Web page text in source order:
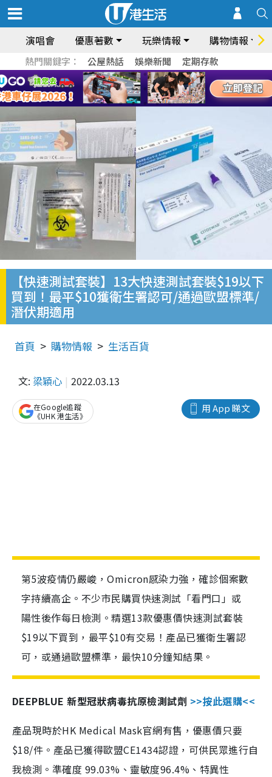
演唱會 優惠著數 玩樂情報 購物情報
熱門關鍵字： 公屋熱話 娛樂新聞 定期存款
【快速測試套裝】13大快速測試套裝$19以下
買到！最平$10獲衛生署認可/通過歐盟標準/
潛伏期適用
首頁 購物情報 生活百貨
文: 梁穎心 2022.03.13
用 App 睇文
在Google追蹤
《UHK 港生活》
第5波疫情仍嚴峻，Omicron感染力強，確診個案數
字持續高企。不少市民購買快速測試「看門口」或
陽性後作每日檢測。精選13款優惠價快速測試套裝
$19以下買到，最平$10有交易！產品已獲衛生署認
可，或通過歐盟標準，最快10分鐘知結果。
DEEPBLUE 新型冠狀病毒抗原檢測試劑 >>按此選購<<
產品現時於HK Medical Mask官網有售，優惠價只要
$18/件。產品已獲得歐盟CE1434認證，可供民眾進行自
我檢測。準確度 99.03%、靈敏度96.4%、特異性